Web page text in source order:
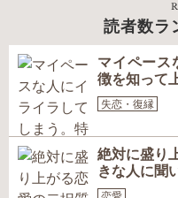
読者数ラ
マイペース
徴を知って
失恋・復縁
絶対に盛り
きな人に聞